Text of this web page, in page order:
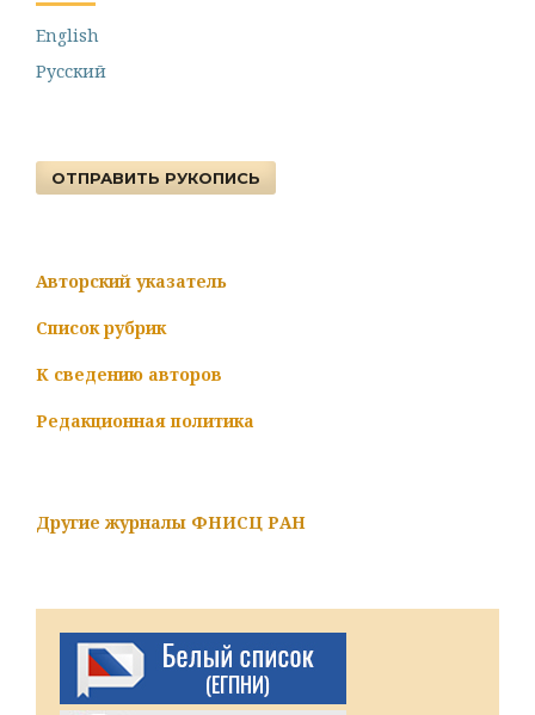
English
Русский
ОТПРАВИТЬ РУКОПИСЬ
Авторский указатель
Список рубрик
К сведению авторов
Редакционная политика
Другие журналы ФНИСЦ РАН